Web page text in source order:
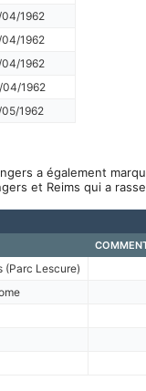
04/1962
04/1962
04/1962
04/1962
1962
a également
et Reims qui a
(Parc Lescure)